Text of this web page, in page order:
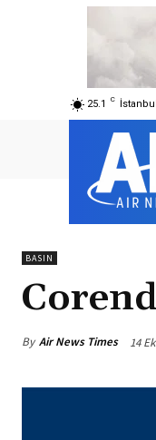
25.1 C İstanbul
BASIN
By Air News Times 14